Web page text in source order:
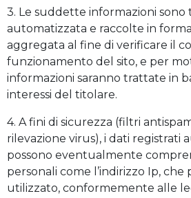
3. Le suddette informazioni
automatizzata e raccolte in
aggregata al fine di verificare il
funzionamento del sito, e per
informazioni saranno trattate in
interessi del titolare.
4. A fini di sicurezza (filtri
rilevazione virus), i dati registrati
possono eventualmente
personali come l’indirizzo Ip, che
utilizzato, conformemente alle